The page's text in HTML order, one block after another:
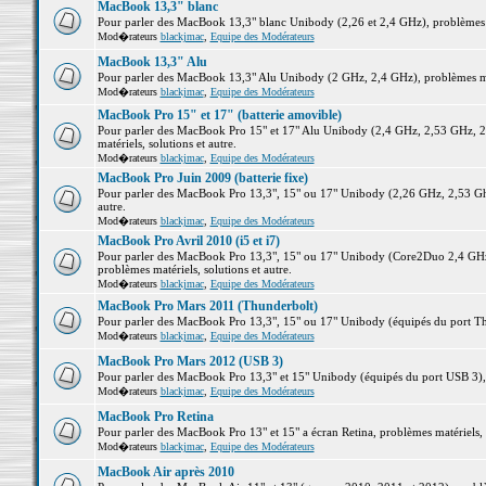
MacBook 13,3" blanc
Pour parler des MacBook 13,3" blanc Unibody (2,26 et 2,4 GHz),
Mod�rateurs blackjmac, Equipe des Modérateurs
MacBook 13,3" Alu
Pour parler des MacBook 13,3" Alu Unibody (2 GHz, 2,4 GHz), problèmes
Mod�rateurs blackjmac, Equipe des Modérateurs
MacBook Pro 15" et 17" (batterie amovible)
Pour parler des MacBook Pro 15" et 17" Alu Unibody (2,4 GHz, 2,53 GHz,
matériels, solutions et autre.
Mod�rateurs blackjmac, Equipe des Modérateurs
MacBook Pro Juin 2009 (batterie fixe)
Pour parler des MacBook Pro 13,3", 15" ou 17" Unibody (2,26 GHz, 2,53
autre.
Mod�rateurs blackjmac, Equipe des Modérateurs
MacBook Pro Avril 2010 (i5 et i7)
Pour parler des MacBook Pro 13,3", 15" ou 17" Unibody (Core2Duo 2,4
problèmes matériels, solutions et autre.
Mod�rateurs blackjmac, Equipe des Modérateurs
MacBook Pro Mars 2011 (Thunderbolt)
Pour parler des MacBook Pro 13,3", 15" ou 17" Unibody (équipés du port
Mod�rateurs blackjmac, Equipe des Modérateurs
MacBook Pro Mars 2012 (USB 3)
Pour parler des MacBook Pro 13,3" et 15" Unibody (équipés du port USB
Mod�rateurs blackjmac, Equipe des Modérateurs
MacBook Pro Retina
Pour parler des MacBook Pro 13" et 15" a écran Retina, problèmes matériels,
Mod�rateurs blackjmac, Equipe des Modérateurs
MacBook Air après 2010